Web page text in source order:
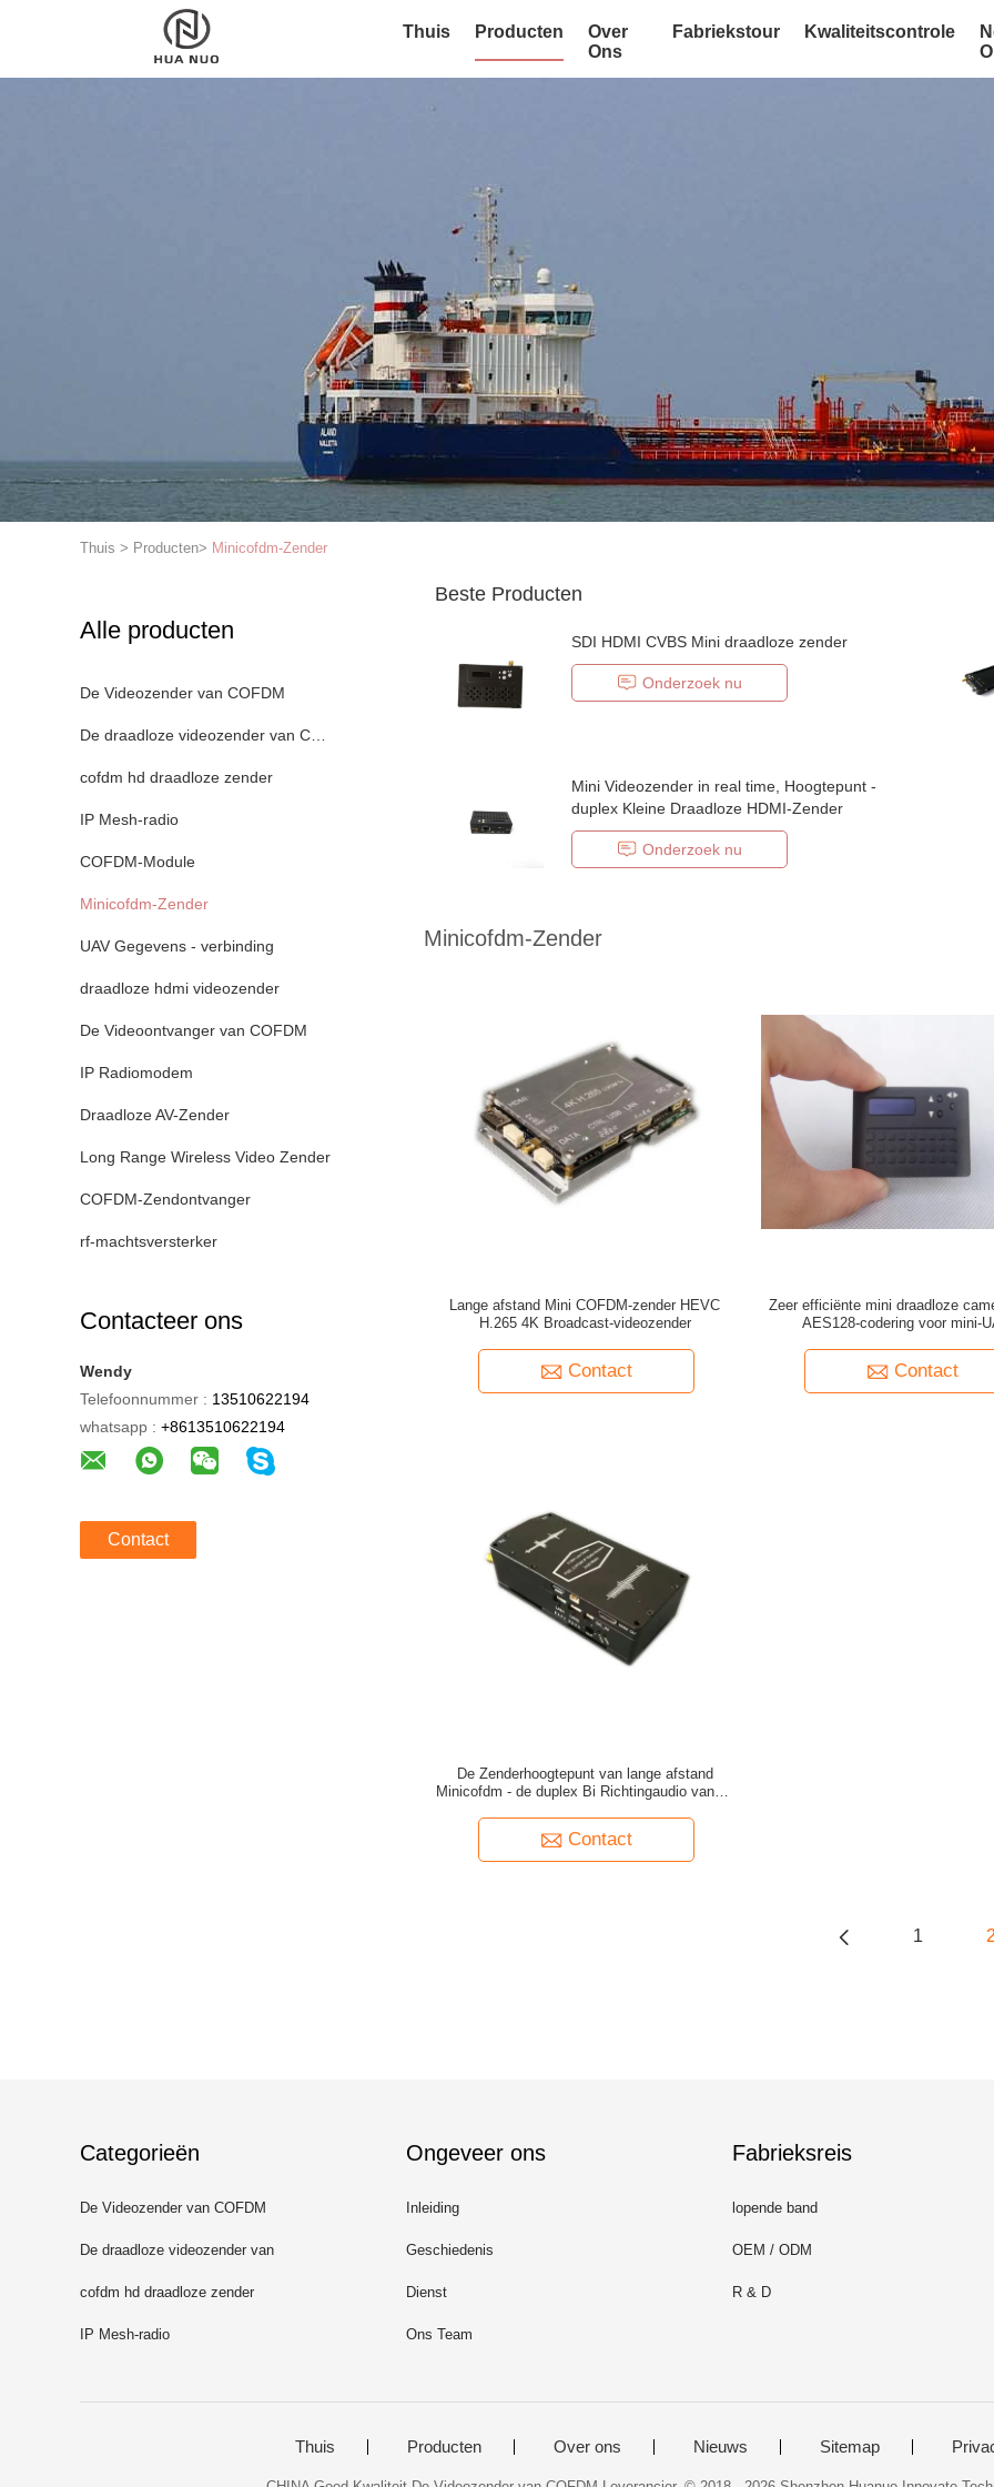
Thuis Producten
Over
Ons
Fabriekstour Kwaliteitscontrole
Thuis > Producten> Minicofdm-Zender
Alle producten
De Videozender van COFDM
cofdm hd draadloze zender
IP Mesh-radio
COFDM-Module
Minicofdm-Zender
UAV Gegevens - verbinding
draadloze hdmi videozender
De Videoontvanger van COFDM
IP Radiomodem
Draadloze AV-Zender
Long Range Wireless Video Zender
COFDM-Zendontvanger
rf-machtsversterker
Contacteer ons
Wendy
Telefoonnummer : 13510622194
whatsapp : +8613510622194
Contact
Beste Producten
SDI HDMI CVBS Mini draadloze zender
Onderzoek nu
Mini Videozender in real time, Hoogtepunt -
duplex Kleine Draadloze HDMI-Zender
Onderzoek nu
Minicofdm-Zender
Lange afstand Mini COFDM-zender HEVC
H.265 4K Broadcast-videozender
Contact
Zeer efficiënte mini draadloze
AES128-codering voor mini-
Contact
De Zenderhoogtepunt van lange afstand
Minicofdm - de duplex Bi Richtingaudio van de
Contact
1
Categorieën
De Videozender van COFDM
De draadloze videozender van
COFDM
cofdm hd draadloze zender
IP Mesh-radio
Ongeveer ons
Inleiding
Geschiedenis
Dienst
Ons Team
Fabrieksreis
lopende band
OEM / ODM
R & D
Thuis Producten Over ons Nieuws Sitemap